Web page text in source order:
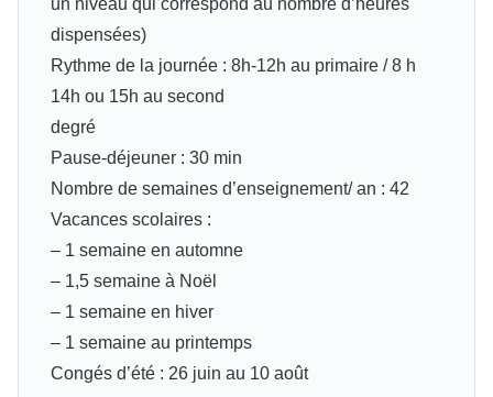
un niveau qui correspond au nombre d’heures
dispensées)
Rythme de la journée : 8h‐12h au primaire / 8 h
14h ou 15h au second
degré
Pause-déjeuner : 30 min
Nombre de semaines d’enseignement/ an : 42
Vacances scolaires :
– 1 semaine en automne
– 1,5 semaine à Noël
– 1 semaine en hiver
– 1 semaine au printemps
Congés d’été : 26 juin au 10 août